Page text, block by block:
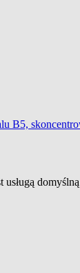
B5,
usługą domyślną